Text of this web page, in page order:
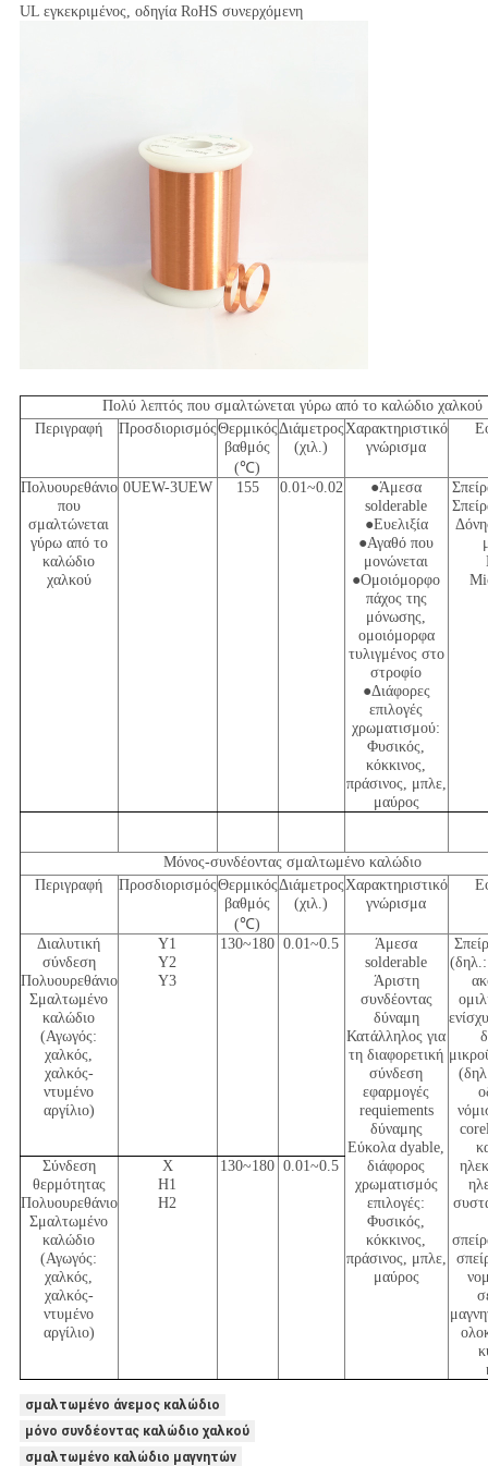
UL εγκεκριμένος, οδηγία RoHS συνερχόμενη
Πολύ λεπτός που σμαλτώνεται γύρω από το καλώδιο χαλκού
Περιγραφή
ΠροσδιορισμόςΘερμικός
βαθμός
(℃)
Διάμετρος
(χιλ.)
Χαρακτηριστικό
γνώρισμα
Πολυουρεθάνιο
που
σμαλτώνεται
γύρω από το
καλώδιο
χαλκού
0UEW-3UEW 155 0.01~0.02
●Άμεσα
solderable
●Ευελιξία
●Αγαθό που
μονώνεται
●Ομοιόμορφο
πάχος της
μόνωσης,
ομοιόμορφα
τυλιγμένος στο
στροφίο
●Διάφορες
επιλογές
χρωματισμού:
Φυσικός,
κόκκινος,
πράσινος, μπλε,
μαύρος
Μόνος-συνδέοντας σμαλτωμένο καλώδιο
Περιγραφή
ΠροσδιορισμόςΘερμικός
βαθμός
(℃)
Διάμετρος
(χιλ.)
Χαρακτηριστικό
γνώρισμα
Διαλυτική
σύνδεση
Πολυουρεθάνιο
Σμαλτωμένο
καλώδιο
(Αγωγός:
χαλκός,
χαλκός-
ντυμένο
αργίλιο)
Y1
Y2
Y3
130~180 0.01~0.5
Άμεσα
solderable
Άριστη
συνδέοντας
δύναμη
Κατάλληλος για
τη διαφορετική
σύνδεση
εφαρμογές
requiements
δύναμης
Εύκολα dyable,
διάφορος
χρωματισμός
επιλογές:
Φυσικός,
κόκκινος,
πράσινος, μπλε,
μαύρος
Σύνδεση
θερμότητας
Πολυουρεθάνιο
Σμαλτωμένο
καλώδιο
(Αγωγός:
χαλκός,
χαλκός-
ντυμένο
αργίλιο)
Χ
H1
H2
130~180 0.01~0.5
σμαλτωμένο άνεμος καλώδιο
μόνο συνδέοντας καλώδιο χαλκού
σμαλτωμένο καλώδιο μαγνητών